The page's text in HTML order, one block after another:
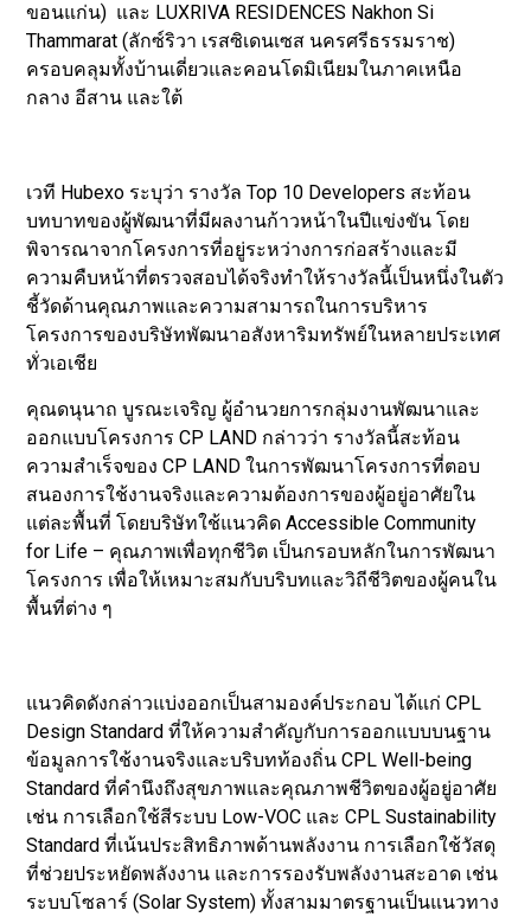
ขอนแก่น) และ LUXRIVA RESIDENCES Nakhon Si
Thammarat (ลักซ์ริวา เรสซิเดนเซส นครศรีธรรมราช)
ครอบคลุมทั้งบ้านเดี่ยวและคอนโดมิเนียมในภาคเหนือ
กลาง อีสาน และใต้
เวที Hubexo ระบุว่า รางวัล Top 10 Developers สะท้อน
บทบาทของผู้พัฒนาที่มีผลงานก้าวหน้าในปีแข่งขัน โดย
พิจารณาจากโครงการที่อยู่ระหว่างการก่อสร้างและมี
ความคืบหน้าที่ตรวจสอบได้จริงทำให้รางวัลนี้เป็นหนึ่งในตัว
ชี้วัดด้านคุณภาพและความสามารถในการบริหาร
โครงการของบริษัทพัฒนาอสังหาริมทรัพย์ในหลายประเทศ
ทั่วเอเชีย
คุณดนุนาถ บูรณะเจริญ ผู้อำนวยการกลุ่มงานพัฒนาและ
ออกแบบโครงการ CP LAND กล่าวว่า รางวัลนี้สะท้อน
ความสำเร็จของ CP LAND ในการพัฒนาโครงการที่ตอบ
สนองการใช้งานจริงและความต้องการของผู้อยู่อาศัยใน
แต่ละพื้นที่ โดยบริษัทใช้แนวคิด Accessible Community
for Life – คุณภาพเพื่อทุกชีวิต เป็นกรอบหลักในการพัฒนา
โครงการ เพื่อให้เหมาะสมกับบริบทและวิถีชีวิตของผู้คนใน
พื้นที่ต่าง ๆ
แนวคิดดังกล่าวแบ่งออกเป็นสามองค์ประกอบ ได้แก่ CPL
Design Standard ที่ให้ความสำคัญกับการออกแบบบนฐาน
ข้อมูลการใช้งานจริงและบริบทท้องถิ่น CPL Well-being
Standard ที่คำนึงถึงสุขภาพและคุณภาพชีวิตของผู้อยู่อาศัย
เช่น การเลือกใช้สีระบบ Low-VOC และ CPL Sustainability
Standard ที่เน้นประสิทธิภาพด้านพลังงาน การเลือกใช้วัสดุ
ที่ช่วยประหยัดพลังงาน และการรองรับพลังงานสะอาด เช่น
ระบบโซลาร์ (Solar System) ทั้งสามมาตรฐานเป็นแนวทาง